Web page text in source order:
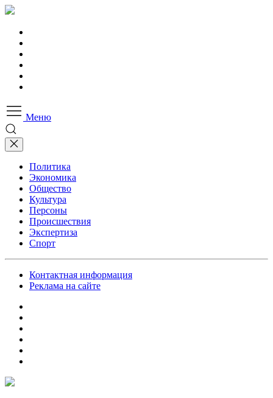
Меню
Политика
Экономика
Общество
Культура
Персоны
Происшествия
Экспертиза
Спорт
Контактная информация
Реклама на сайте